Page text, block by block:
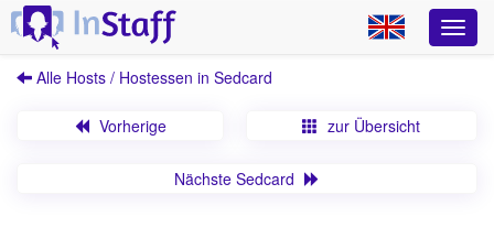
Alle Hosts / Hostessen in Sedcard
Vorherige zur Übersicht
Nächste Sedcard